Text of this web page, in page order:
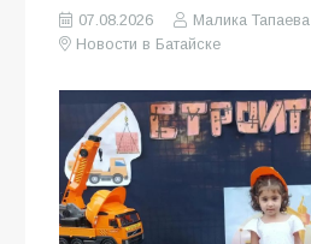
07.08.2026
Малика Тапаева
Новости в Батайске